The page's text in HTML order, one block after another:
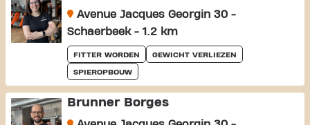
Avenue Jacques Georgin 30 -
Schaerbeek - 1.2 km
FITTER WORDEN GEWICHT VERLIEZEN
SPIEROPBOUW
Brunner Borges